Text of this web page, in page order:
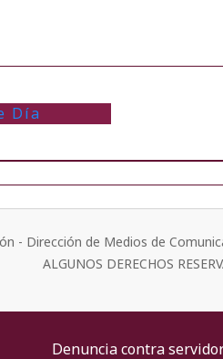
Día
- Dirección de Medios de
ALGUNOS DERECHOS
Denuncia contra